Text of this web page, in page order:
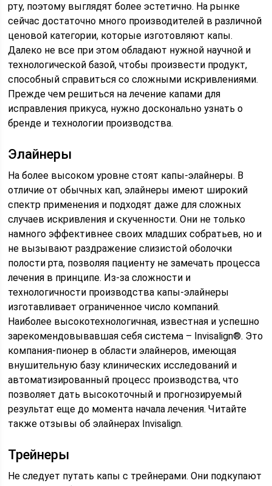
рту, поэтому выглядят более эстетично. На рынке
сейчас достаточно много производителей в различной
ценовой категории, которые изготовляют капы.
Далеко не все при этом обладают нужной научной и
технологической базой, чтобы произвести продукт,
способный справиться со сложными искривлениями.
Прежде чем решиться на лечение капами для
исправления прикуса, нужно досконально узнать о
бренде и технологии производства.
Элайнеры
На более высоком уровне стоят капы-элайнеры. В
отличие от обычных кап, элайнеры имеют широкий
спектр применения и подходят даже для сложных
случаев искривления и скученности. Они не только
намного эффективнее своих младших собратьев, но и
не вызывают раздражение слизистой оболочки
полости рта, позволяя пациенту не замечать процесса
лечения в принципе. Из-за сложности и
технологичности производства капы-элайнеры
изготавливает ограниченное число компаний.
Наиболее высокотехнологичная, известная и успешно
зарекомендовывавшая себя система – Invisalign®. Это
компания-пионер в области элайнеров, имеющая
внушительную базу клинических исследований и
автоматизированный процесс производства, что
позволяет дать высокоточный и прогнозируемый
результат еще до момента начала лечения. Читайте
также отзывы об элайнерах Invisalign.
Трейнеры
Не следует путать капы с трейнерами. Они подкупают